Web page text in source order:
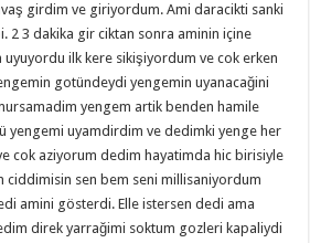
girdim ve giriyordum. Ami daracikti sanki
2 3 dakika gir ciktan sonra aminin içine
ilk kere sikişiyordum ve cok erken
gotündeydi yengemin uyanacağini
yengem artik benden hamile
yengemi uyamdirdim ve dedimki yenge her
cok aziyorum dedim hayatimda hic birisiyle
ciddimisin sen bem seni millisaniyordum
amini gösterdi. Elle istersen dedi ama
direk yarrağimi soktum gozleri kapaliydi